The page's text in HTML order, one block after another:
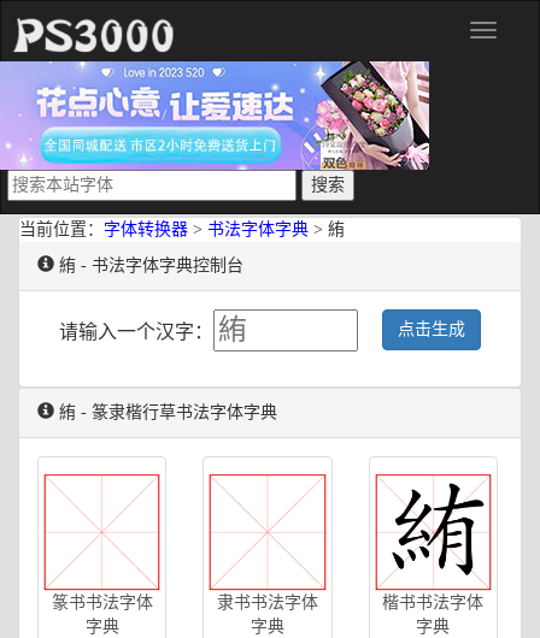
分
当前位置： 字体转换器 > 书法字体字典 > 絠
絠 - 书法字体字典控制台
请输入一个汉字： 点击生成
絠 - 篆隶楷行草书法字体字典
篆书书法字体
字典
隶书书法字体
字典
楷书书法字体
字典